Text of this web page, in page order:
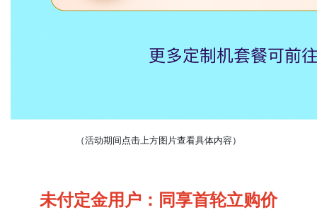
（活动期间点击上方图片查看具体内容）
未付定金用户：同享首轮立购价